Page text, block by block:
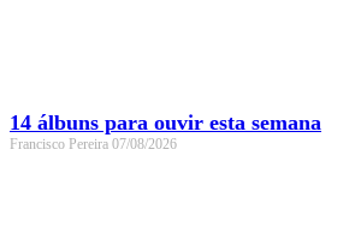
14 álbuns para ouvir esta semana
Francisco Pereira 07/08/2026